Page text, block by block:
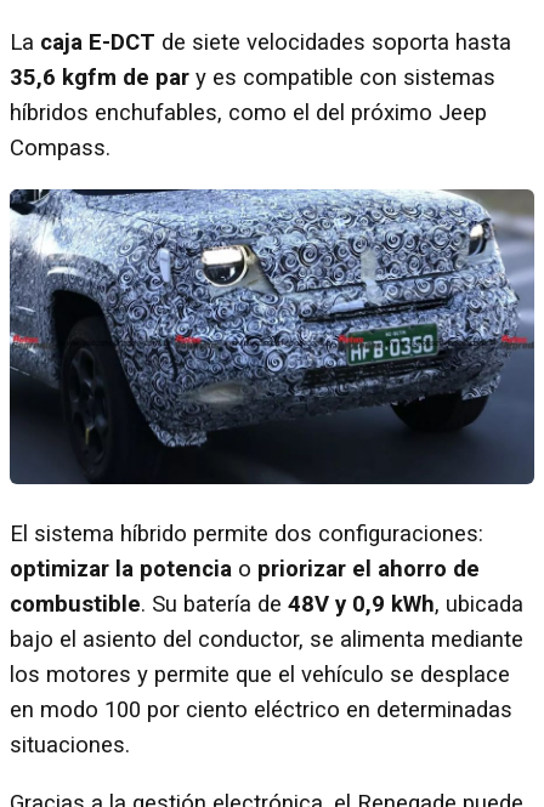
La caja E-DCT de siete velocidades soporta hasta
35,6 kgfm de par y es compatible con sistemas
híbridos enchufables, como el del próximo Jeep
Compass.
El sistema híbrido permite dos configuraciones:
optimizar la potencia o priorizar el ahorro de
combustible. Su batería de 48V y 0,9 kWh, ubicada
bajo el asiento del conductor, se alimenta mediante
los motores y permite que el vehículo se desplace
en modo 100 por ciento eléctrico en determinadas
situaciones.